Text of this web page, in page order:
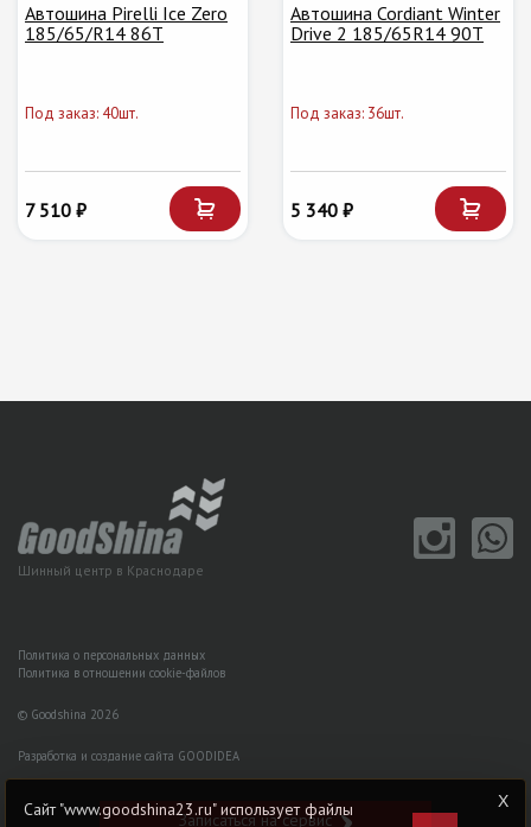
Автошина Pirelli Ice Zero
185/65/R14 86T
Под заказ: 40шт.
7 510 ₽
Автошина Cordiant Winter
Drive 2 185/65R14 90T
Под заказ: 36шт.
5 340 ₽
Шинный центр в Краснодаре
Политика о персональных данных
Политика в отношении cookie-файлов
© Goodshina 2026
Разработка и создание сайта GOODIDEA
Записаться на сервис
Сайт "www.goodshina23.ru" использует файлы